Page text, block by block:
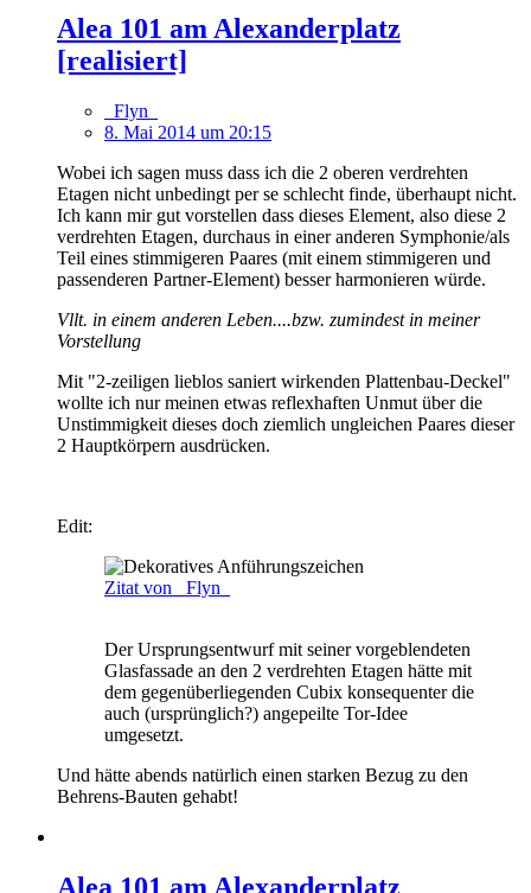
Alea 101 am Alexanderplatz
[realisiert]
_Flyn_
8. Mai 2014 um 20:15
Wobei ich sagen muss dass ich die 2 oberen verdrehten
Etagen nicht unbedingt per se schlecht finde, überhaupt nicht.
Ich kann mir gut vorstellen dass dieses Element, also diese 2
verdrehten Etagen, durchaus in einer anderen Symphonie/als
Teil eines stimmigeren Paares (mit einem stimmigeren und
passenderen Partner-Element) besser harmonieren würde.
Vllt. in einem anderen Leben....bzw. zumindest in meiner
Vorstellung
Mit "2-zeiligen lieblos saniert wirkenden Plattenbau-Deckel"
wollte ich nur meinen etwas reflexhaften Unmut über die
Unstimmigkeit dieses doch ziemlich ungleichen Paares dieser
2 Hauptkörpern ausdrücken.
Edit:
Zitat von _Flyn_
Der Ursprungsentwurf mit seiner vorgeblendeten
Glasfassade an den 2 verdrehten Etagen hätte mit
dem gegenüberliegenden Cubix konsequenter die
auch (ursprünglich?) angepeilte Tor-Idee
umgesetzt.
Und hätte abends natürlich einen starken Bezug zu den
Behrens-Bauten gehabt!
Alea 101 am Alexanderplatz